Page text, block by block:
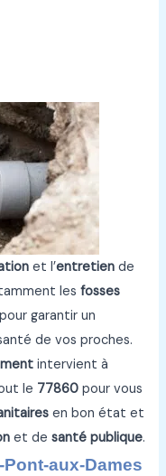
et l’entretien de
lesfosses
garantir un
de vos proches.
intervient à
le 77860 pour vous
en bon état et
et desanté publique.
aux-Dames